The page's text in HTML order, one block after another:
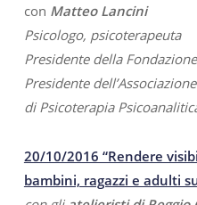
con Matteo Lancini
Psicologo, psicoterapeuta
Presidente della Fond
Presidente
di Psicoterapia
20/10/2016 “Rendere
bambini, ragazzi e adulti